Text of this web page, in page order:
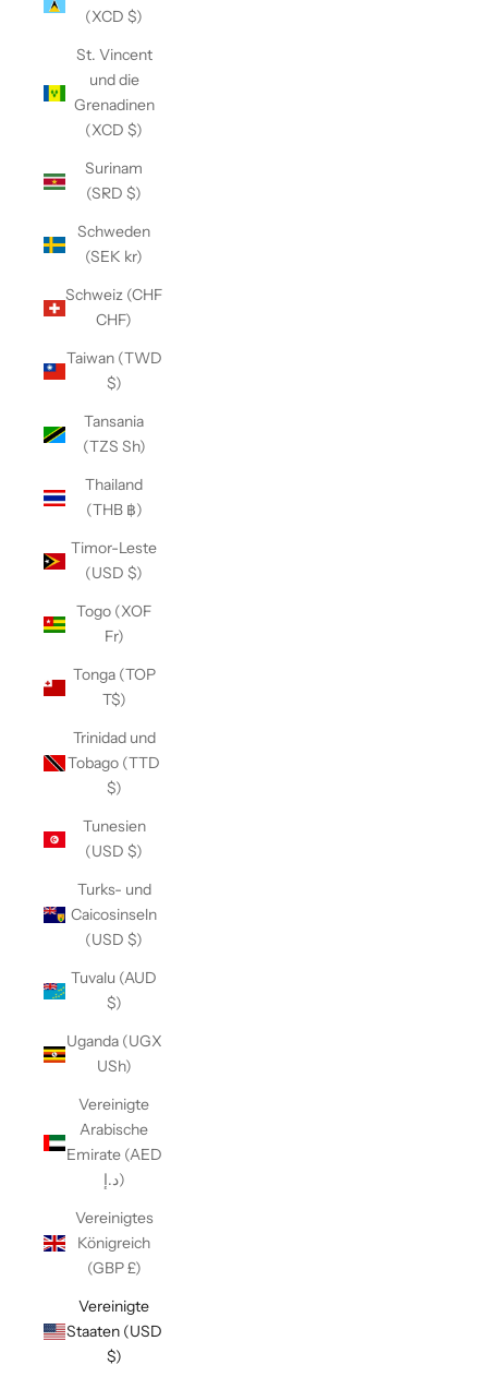
(XCD $)
St. Vincent
und die
Grenadinen
(XCD $)
Surinam
(SRD $)
Schweden
(SEK kr)
Schweiz (CHF
CHF)
Taiwan (TWD
$)
Tansania
(TZS Sh)
Thailand
(THB ฿)
Timor-Leste
(USD $)
Togo (XOF
Fr)
Tonga (TOP
T$)
Trinidad und
Tobago (TTD
$)
Tunesien
(USD $)
Turks- und
Caicosinseln
(USD $)
Tuvalu (AUD
$)
Uganda (UGX
USh)
Vereinigte
Arabische
Emirate (AED
د.إ)
Vereinigtes
Königreich
(GBP £)
Vereinigte
Staaten (USD
$)